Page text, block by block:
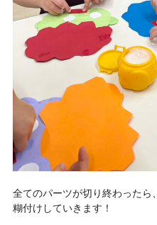
全てのパーツが切り終わったら、
糊付けしていきます！